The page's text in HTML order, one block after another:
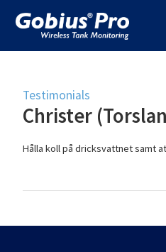
Testimonials
Christer
Hålla koll på dricksvattnet samt